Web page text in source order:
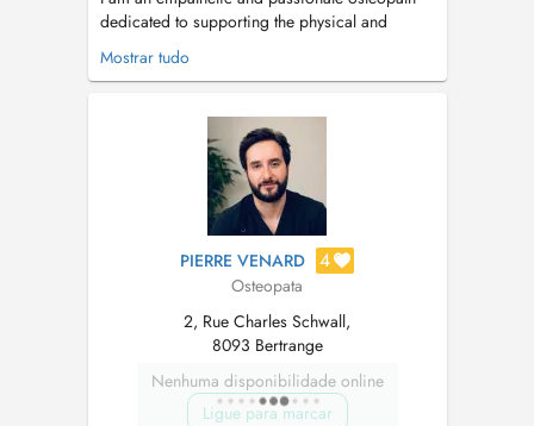
dedicated to supporting the physical and
mental wellbeing of patients of all ages, from
newborns to adults. By addressing their needs
collaborating with other experts, I provide
holistic, personalized care. As a...
Mostrar tudo
PIERRE VENARD 4
Osteopata
2, Rue Charles Schwall,
8093 Bertrange
Nenhuma disponibilidade online
Ligue para marcar